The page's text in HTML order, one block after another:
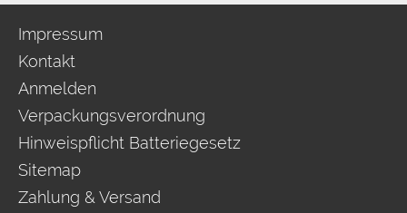
Impressum
Kontakt
Anmelden
Verpackungsverordnung
Hinweispflicht Batteriegesetz
Sitemap
Zahlung & Versand